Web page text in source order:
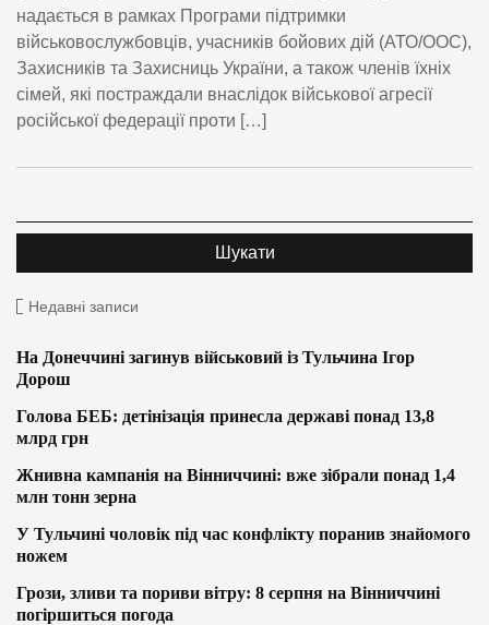
надається в рамках Програми підтримки
військовослужбовців, учасників бойових дій (АТО/ООС),
Захисників та Захисниць України, а також членів їхніх
сімей, які постраждали внаслідок військової агресії
російської федерації проти […]
Недавні записи
На Донеччині загинув військовий із Тульчина Ігор
Дорош
Голова БЕБ: детінізація принесла державі понад 13,8
млрд грн
Жнивна кампанія на Вінниччині: вже зібрали понад 1,4
млн тонн зерна
У Тульчині чоловік під час конфлікту поранив знайомого
ножем
Грози, зливи та пориви вітру: 8 серпня на Вінниччині
погіршиться погода